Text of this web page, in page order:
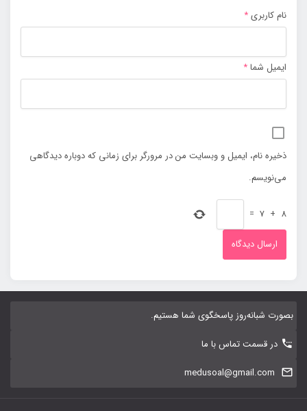
نام کاربری*
ایمیل شما*
ذخیره نام، ایمیل و وبسایت من در مرورگر برای زمانی که دوباره دیدگاهی
می‌نویسم.
8
+
7
=
بصورت شبانه‌روز پاسخگوی شما هستیم.
در قسمت تماس با ما
medusoal@gmail.com